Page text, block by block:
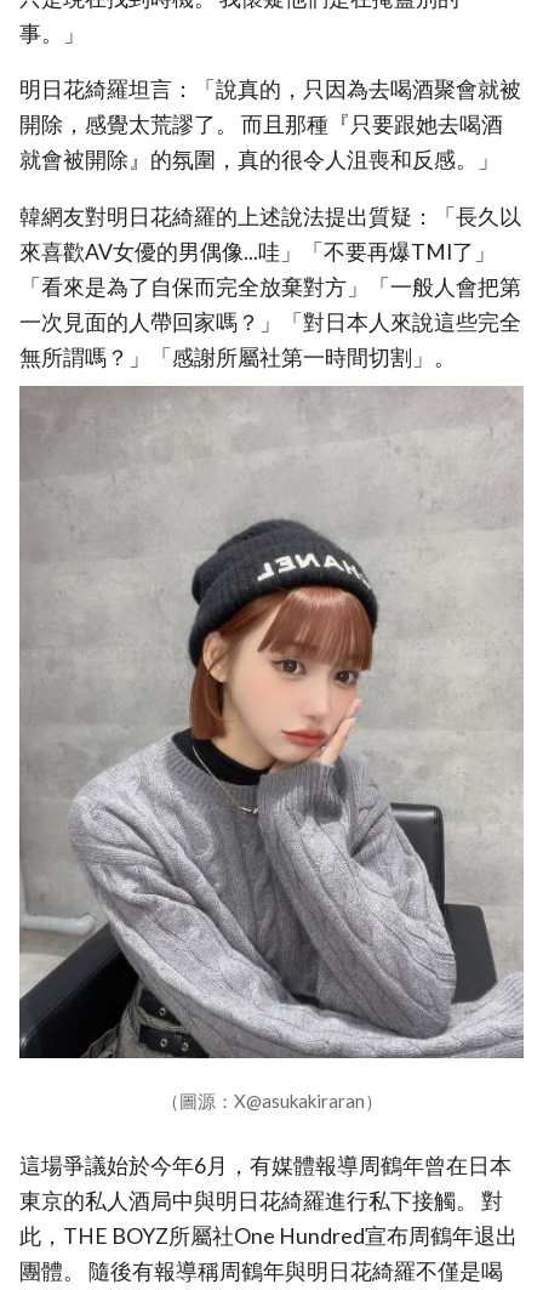
事。」
明日花綺羅坦言：「說真的，只因為去喝酒聚會就被
開除，感覺太荒謬了。 而且那種『只要跟她去喝酒
就會被開除』的氛圍，真的很令人沮喪和反感。」
韓網友對明日花綺羅的上述說法提出質疑：「長久以
來喜歡AV女優的男偶像...哇」「不要再爆TMI了」
「看來是為了自保而完全放棄對方」「一般人會把第
一次見面的人帶回家嗎？」「對日本人來說這些完全
無所謂嗎？」「感謝所屬社第一時間切割」。
（圖源：X@asukakiraran）
這場爭議始於今年6月，有媒體報導周鶴年曾在日本
東京的私人酒局中與明日花綺羅進行私下接觸。 對
此，THE BOYZ所屬社One Hundred宣布周鶴年退出
團體。 隨後有報導稱周鶴年與明日花綺羅不僅是喝